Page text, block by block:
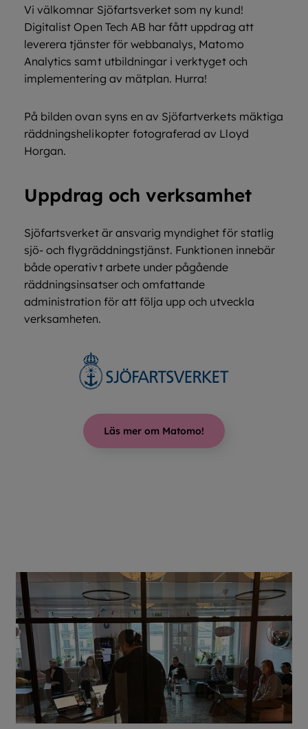
Vi välkomnar Sjöfartsverket som ny kund!
Digitalist Open Tech AB har fått uppdrag att
leverera tjänster för webbanalys, Matomo
Analytics samt utbildningar i verktyget och
implementering av mätplan. Hurra!
På bilden ovan syns en av Sjöfartverkets mäktiga
räddningshelikopter fotograferad av Lloyd
Horgan.
Uppdrag och verksamhet
Sjöfartsverket är ansvarig myndighet för statlig
sjö- och flygräddningstjänst. Funktionen innebär
både operativt arbete under pågående
räddningsinsatser och omfattande
administration för att följa upp och utveckla
verksamheten.
Läs mer om Matomo!